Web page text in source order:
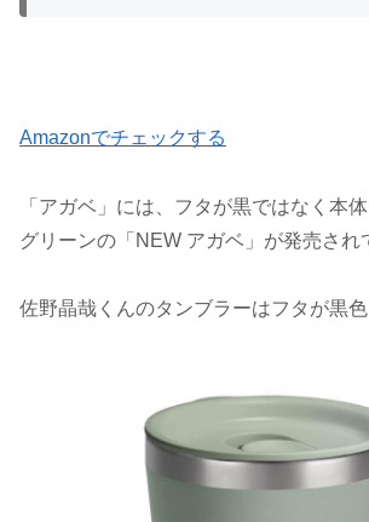
Amazonでチェックする
「アガベ」には、フタが黒ではなく本
グリーンの「NEW アガベ」が発売され
佐野晶哉くんのタンブラーはフタが黒色